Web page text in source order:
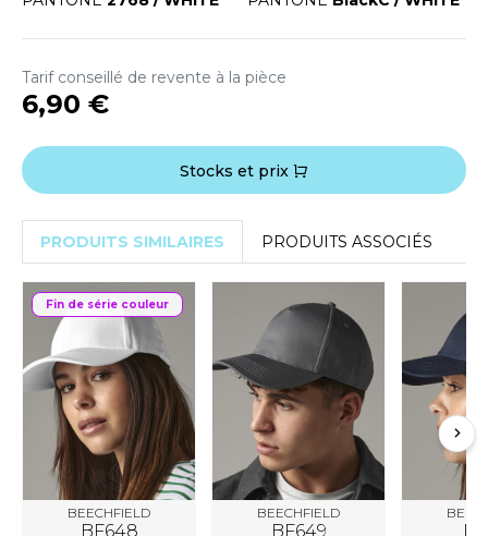
GEN
MORNING STUDIOS
SEGURIDAD
DUICK
Tarif conseillé de revente à la pièce
6,90 €
Stocks et prix
PRODUITS SIMILAIRES PRODUITS ASSOCIÉS
Fin de série couleur
BEECHFIELD
BF648
BEECHFIELD
BF649